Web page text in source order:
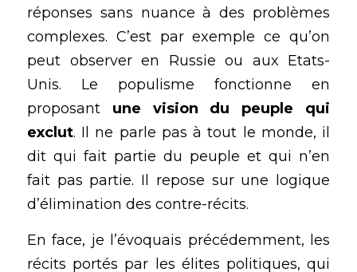
réponses sans nuance à des problèmes
complexes. C’est par exemple ce qu’on
peut observer en Russie ou aux Etats-
Unis. Le populisme fonctionne en
proposant une vision du peuple qui
exclut. Il ne parle pas à tout le monde, il
dit qui fait partie du peuple et qui n’en
fait pas partie. Il repose sur une logique
d’élimination des contre-récits.
En face, je l’évoquais précédemment, les
récits portés par les élites politiques, qui